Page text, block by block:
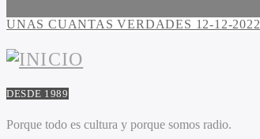
UNAS CUANTAS VERDADES 12-12-2022
DESDE 1989
Porque todo es cultura y porque somos radio.